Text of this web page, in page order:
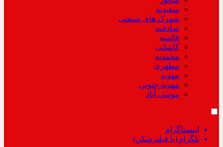
سعیدیه
شهرک های صنعتی
صادقیه
قائمیه
کاشانی
محمدیه
مطهری
مهدیه
مهدیه جنوبی
موسی آباد
اینستاگرام
تلگرام{با فیلترشکن)